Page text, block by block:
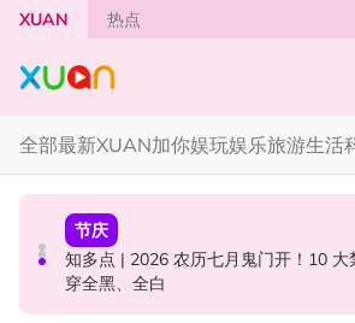
Skip to main content
XUAN 热点
全部最新XUAN加你娱玩娱乐旅游生活
国际星闻
YG大楼遭女粉持高尔夫球杆猛砸！
新进展曝光！
中港台新
Jaclyn Victor现身《歌手2026》现场
求合照！
节庆
知多点 | 2026 农历七月鬼门开！10 大
穿全黑、全白